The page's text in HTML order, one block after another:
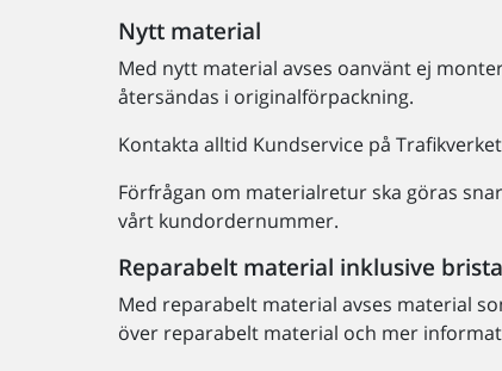
Nytt material
Med nytt material avses oanvänt ej
återsändas i originalförpackning.
Kontakta alltid Kundservice på
Förfrågan om materialretur ska göras
vårt kundordernummer.
Reparabelt material inklusive
Med reparabelt material avses material
över reparabelt material och mer